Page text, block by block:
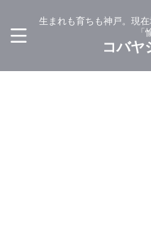
生まれも育ちも神戸。現
「
コバヤ